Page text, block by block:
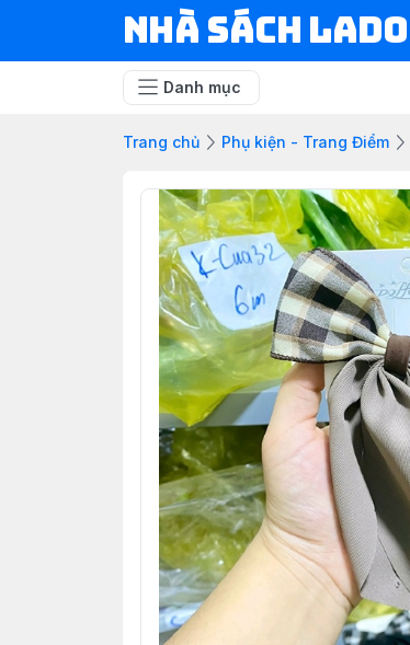
NHÀ SÁCH LADO
Danh mục
Trang chủ Phụ kiện - Trang Điểm